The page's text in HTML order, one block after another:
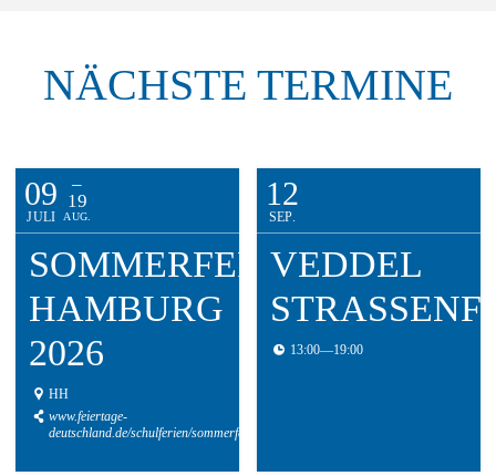
NÄCHSTE TERMINE
09
JULI
–
19
AUG.
SOMMERFERIEN
HAMBURG
2026
HH
www.feiertage-
deutschland.de/schulferien/sommerferien/
12
SEP.
VEDDEL
13:00—19:00